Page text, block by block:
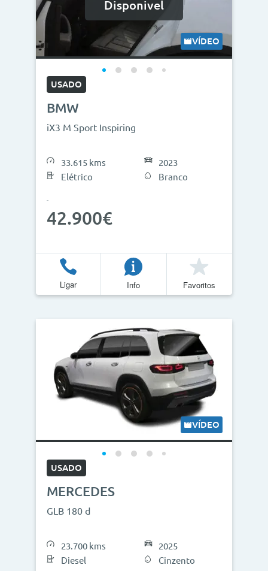
Disponivel
VÍDEO
USADO
BMW
iX3 M Sport Inspiring
33.615 kms
Elétrico
2023
Branco
42.900€
Ligar Info Favoritos
VÍDEO
USADO
MERCEDES
GLB 180 d
23.700 kms
Diesel
2025
Cinzento